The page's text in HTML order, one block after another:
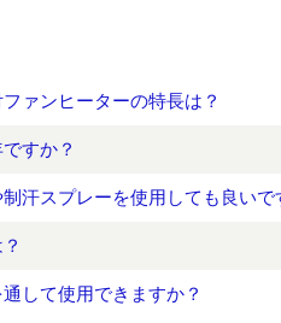
ァンヒーターの特長は？
すか？
汗スプレーを使用しても良いで
して使用できますか？